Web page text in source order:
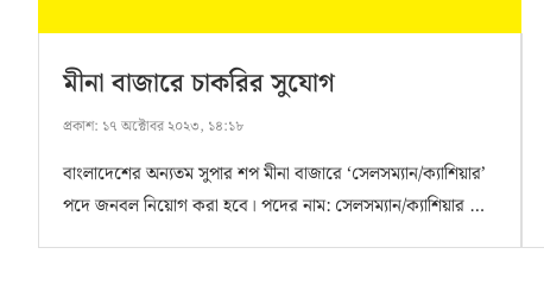
মীনা বাজারে চাকরির সুযোগ
প্রকাশ: ১৭ অক্টোবর ২০২৩, ১৪:১৮
বাংলাদেশের অন্যতম সুপার শপ মীনা বাজারে ‘সেলসম্যান/ক্যাশিয়ার’
পদে জনবল নিয়োগ করা হবে। পদের নাম: সেলসম্যান/ক্যাশিয়ার …